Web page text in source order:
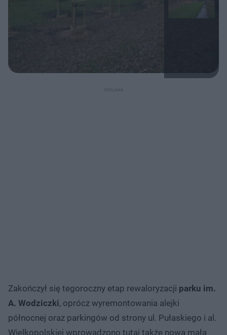
Zakończył się tegoroczny etap rewaloryzacji parku im.
A. Wodziczki, oprócz wyremontowania alejki
północnej oraz parkingów od strony ul. Pułaskiego i al.
Wielkopolskiej wprowadzono tutaj także nową małą